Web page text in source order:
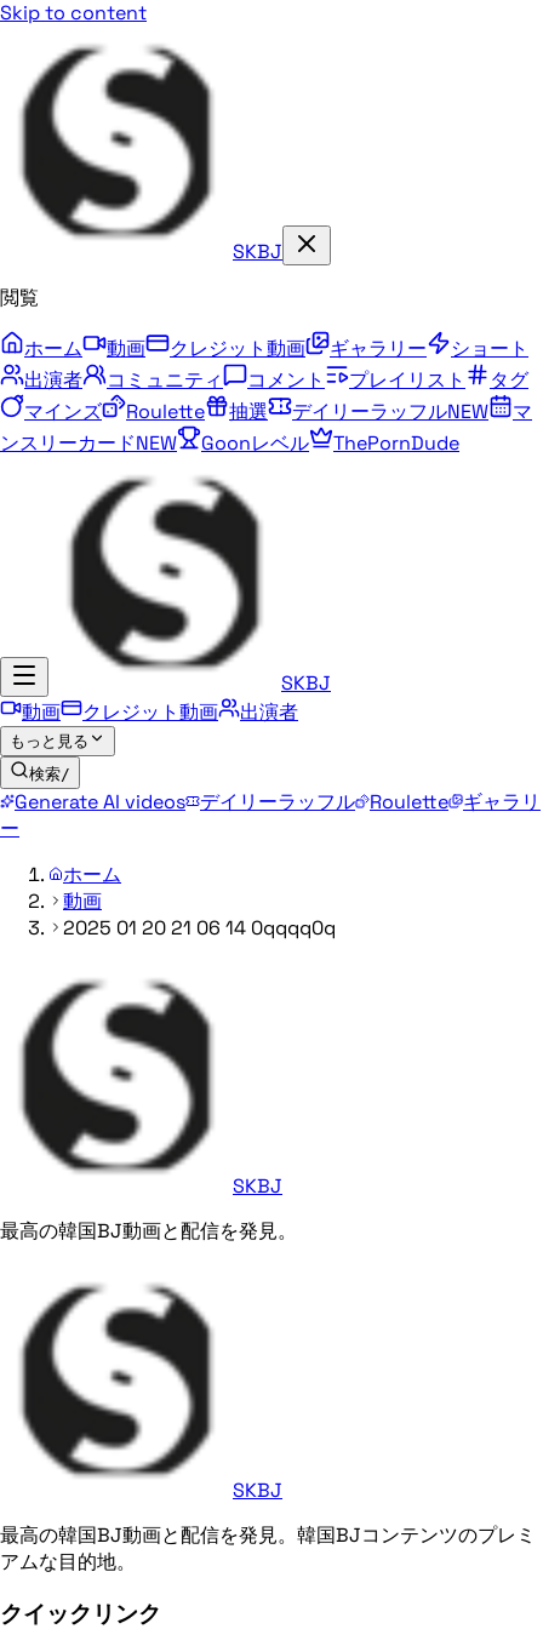
Skip to content
SKBJ
閲覧
ホーム
動画 クレジット動画 ギャラリー
ショート
出演者
コミュニティ コメント プレイリスト
タグ
マインズ
Roulette 抽選 デイリーラッフルNEW
マ
ンスリーカードNEW Goonレベル ThePornDude
SKBJ
動画
クレジット動画 出演者
もっと見る
検索/
Generate AI videos デイリーラッフル Roulette
ギャラリ
ー
ホーム
動画
2025 01 20 21 06 14 0qqqq0q
SKBJ
最高の韓国BJ動画と配信を発見。
SKBJ
最高の韓国BJ動画と配信を発見。韓国BJコンテンツのプレミ
アムな目的地。
クイックリンク